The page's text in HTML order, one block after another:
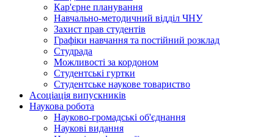
Кар'єрне планування
Навчально-методичний відділ ЧНУ
Захист прав студентів
Графіки навчання та постійний розклад
Студрада
Можливості за кордоном
Студентські гуртки
Студентське наукове товариство
Асоціація випускників
Наукова робота
Науково-громадські об'єднання
Наукові видання